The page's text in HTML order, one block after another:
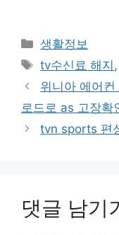
카
테
리
생활정보
태
그
tv수신료 해지 ,
위니아 에어
로드로 as 고장확
tvn sports 편
댓글 남기